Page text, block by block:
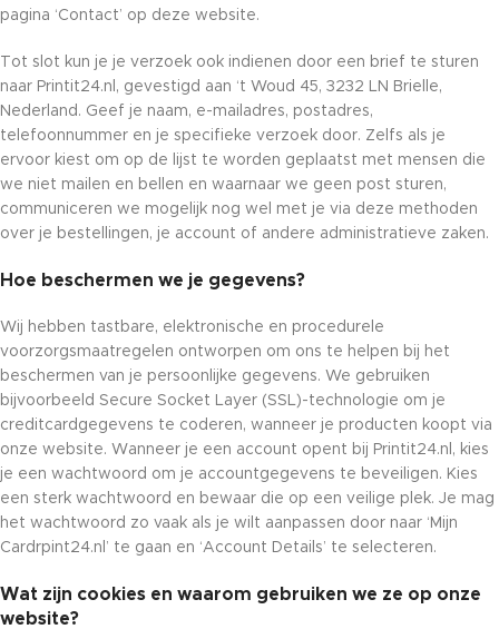
pagina ‘Contact’ op deze website.
Tot slot kun je je verzoek ook indienen door een brief te sturen
naar Printit24.nl, gevestigd aan ‘t Woud 45, 3232 LN Brielle,
Nederland. Geef je naam, e-mailadres, postadres,
telefoonnummer en je specifieke verzoek door. Zelfs als je
ervoor kiest om op de lijst te worden geplaatst met mensen die
we niet mailen en bellen en waarnaar we geen post sturen,
communiceren we mogelijk nog wel met je via deze methoden
over je bestellingen, je account of andere administratieve zaken.
Hoe beschermen we je gegevens?
Wij hebben tastbare, elektronische en procedurele
voorzorgsmaatregelen ontworpen om ons te helpen bij het
beschermen van je persoonlijke gegevens. We gebruiken
bijvoorbeeld Secure Socket Layer (SSL)-technologie om je
creditcardgegevens te coderen, wanneer je producten koopt via
onze website. Wanneer je een account opent bij Printit24.nl, kies
je een wachtwoord om je accountgegevens te beveiligen. Kies
een sterk wachtwoord en bewaar die op een veilige plek. Je mag
het wachtwoord zo vaak als je wilt aanpassen door naar ‘Mijn
Cardrpint24.nl’ te gaan en ‘Account Details’ te selecteren.
Wat zijn cookies en waarom gebruiken we ze op onze
website?